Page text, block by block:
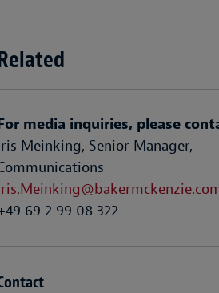
media inquiries, please
Meinking, Senior Manager,
69 2 99 08 322